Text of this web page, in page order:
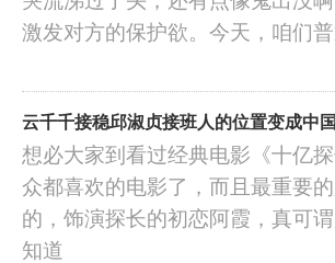
激发对方的保护欲。今天，咱们
云千千接稳邱淑贞接班人的位置变成中
想必大家到看过经典电影《十亿
众都喜欢的电影了，而且最重要
的，饰演探长的初恋阿霞，真可
知道